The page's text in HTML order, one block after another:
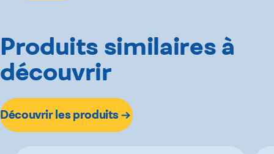
Produits similaires à
découvrir
Découvrir les produits